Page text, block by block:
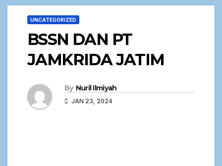
UNCATEGORIZED
BSSN DAN PT
JAMKRIDA JATIM
By Nuril Ilmiyah
JAN 23, 2024